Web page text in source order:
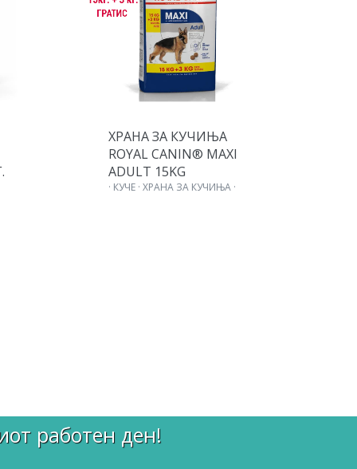
ХРАНА ЗА КУЧИЊА
ROYAL CANIN® MAXI
ADULT 15KG
· КУЧЕ · ХРАНА ЗА КУЧИЊА ·
работен ден!